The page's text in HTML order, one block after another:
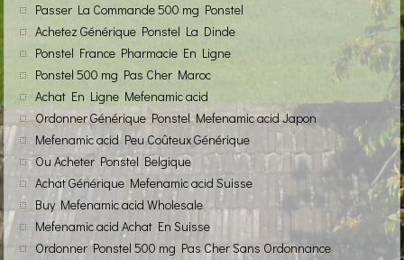
Passer La Commande 500 mg Ponstel
Achetez Générique Ponstel La Dinde
Ponstel France Pharmacie En Ligne
Ponstel 500 mg Pas Cher Maroc
Achat En Ligne Mefenamic acid
Ordonner Générique Ponstel Mefenamic acid Japon
Mefenamic acid Peu Coûteux Générique
Ou Acheter Ponstel Belgique
Achat Générique Mefenamic acid Suisse
Buy Mefenamic acid Wholesale
Mefenamic acid Achat En Suisse
Ordonner Ponstel 500 mg Pas Cher Sans Ordonnance